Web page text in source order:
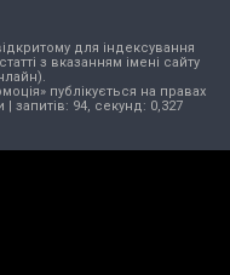
для індексування
з вказанням імені сайту
публікується на правах
| запитів: 94, секунд: 0,327